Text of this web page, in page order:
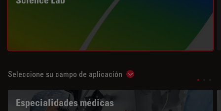
Seleccione su campo de aplicación Show subnavigation
Especialidades médicas